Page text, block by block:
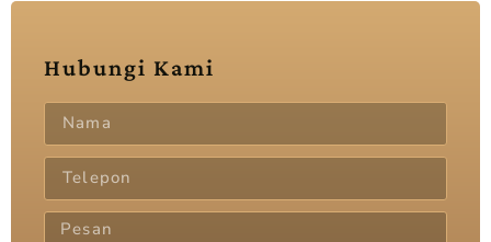
Hubungi Kami